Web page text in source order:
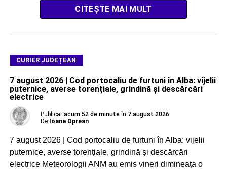
CITEȘTE MAI MULT
CURIER JUDEȚEAN
7 august 2026 | Cod portocaliu de furtuni în Alba: vijelii
puternice, averse torențiale, grindină și descărcări
electrice
Publicat acum 52 de minute în 7 august 2026
De Ioana Oprean
7 august 2026 | Cod portocaliu de furtuni în Alba: vijelii
puternice, averse torențiale, grindină și descărcări
electrice Meteorologii ANM au emis vineri dimineața o